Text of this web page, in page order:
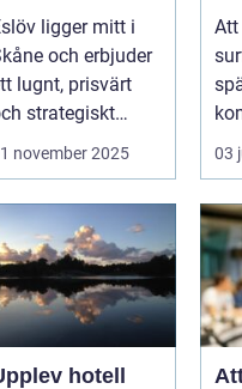
av
ligger mitt i
och erbjuder
lugnt, prisvärt
strategiskt
boendealt...
november 2025
Att
o...
03
hotell